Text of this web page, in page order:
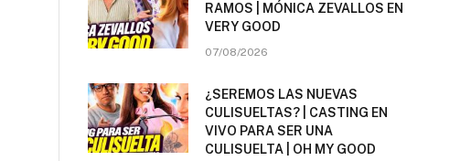
RAMOS | MÓNICA ZEVALLOS EN
VERY GOOD
07/08/2026
¿SEREMOS LAS NUEVAS
CULISUELTAS? | CASTING EN
VIVO PARA SER UNA
CULISUELTA | OH MY GOOD